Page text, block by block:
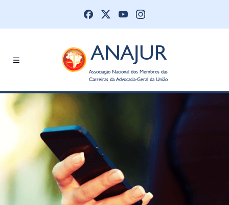
ANAJUR
Associação Nacional dos Membros das
Carreiras da Advocacia-Geral da União